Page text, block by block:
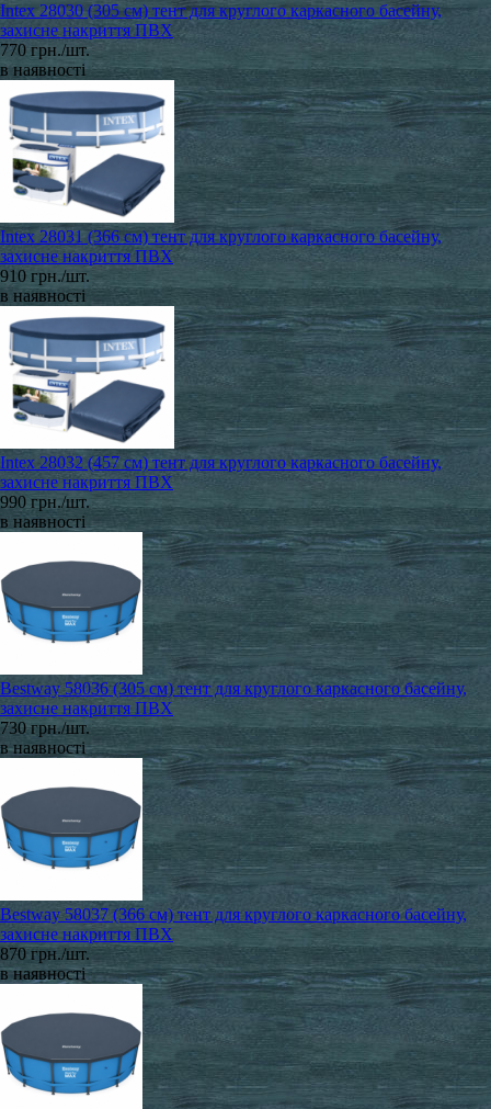
Intex 28030 (305 см) тент для круглого каркасного басейну,
захисне накриття ПВХ
770 грн./шт.
в наявності
Intex 28031 (366 см) тент для круглого каркасного басейну,
захисне накриття ПВХ
910 грн./шт.
в наявності
Intex 28032 (457 см) тент для круглого каркасного басейну,
захисне накриття ПВХ
990 грн./шт.
в наявності
Bestway 58036 (305 см) тент для круглого каркасного басейну,
захисне накриття ПВХ
730 грн./шт.
в наявності
Bestway 58037 (366 см) тент для круглого каркасного басейну,
захисне накриття ПВХ
870 грн./шт.
в наявності